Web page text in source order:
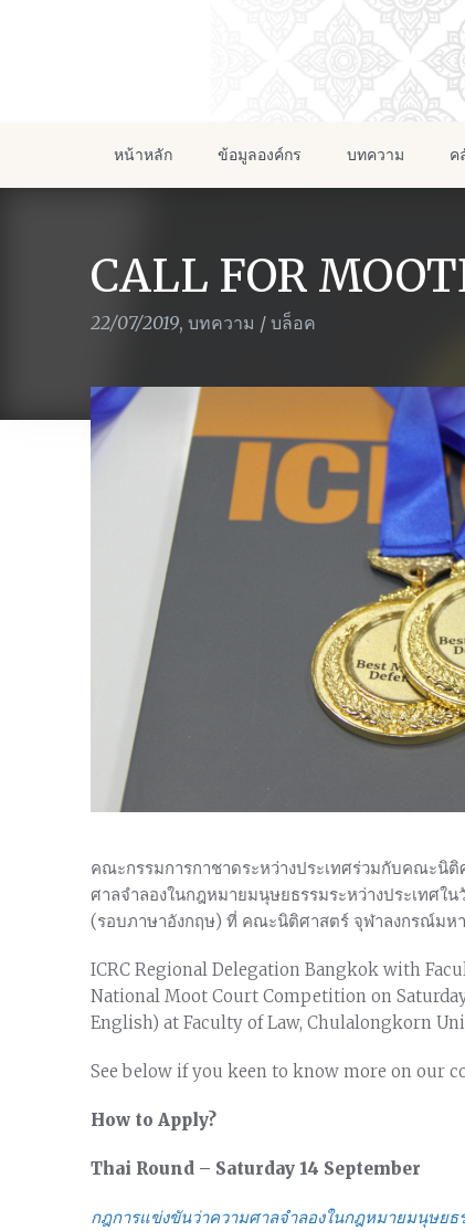
หน้าหลัก ข้อมูลองค์กร บทความ ค
CALL FOR
22/07/2019, บทความ / บล็อค
คณะกรรมการกาชาดระหว่างประเทศร่วมกับคณะนิ
ศาลจำลองในกฎหมายมนุษยธรรมระหว่างประเทศใ
(รอบภาษาอังกฤษ) ที่ คณะนิติศาสตร์ จุฬาลงกรณ์มห
ICRC Regional Delegation Bangkok with
National Moot Court Competition on
English) at Faculty of Law, Chulalongkorn
See below if you keen to know more on our
How to Apply?
Thai Round – Saturday 14 September
กฎการแข่งขันว่าความศาลจำลองในกฎหมายมนุษยธ